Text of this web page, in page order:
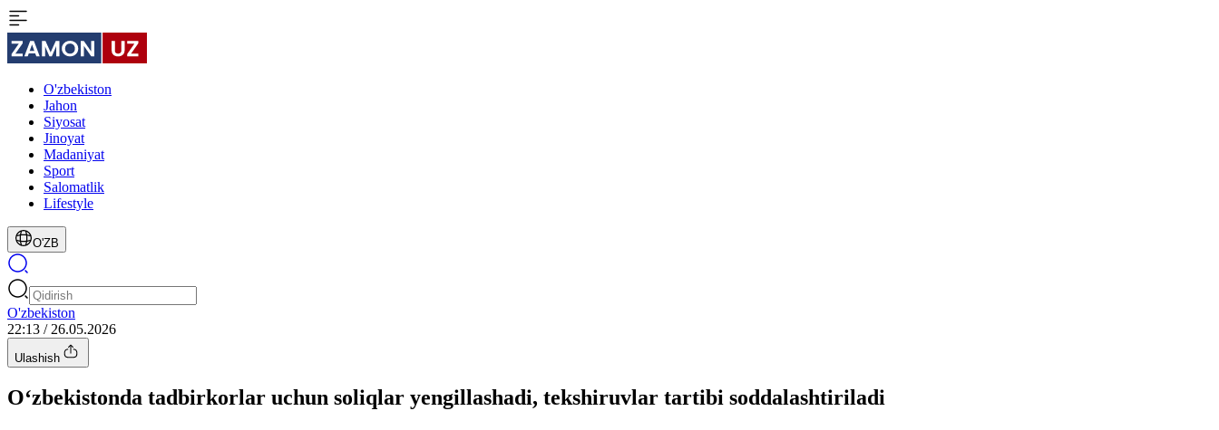
O'zbekiston
Jahon
Siyosat
Jinoyat
Madaniyat
Sport
Salomatlik
Lifestyle
O'ZB
O'zbekiston
22:13 / 26.05.2026
Ulashish
O‘zbekistonda tadbirkorlar uchun soliqlar yengillashadi, tekshiruvlar tartibi soddalashtiriladi